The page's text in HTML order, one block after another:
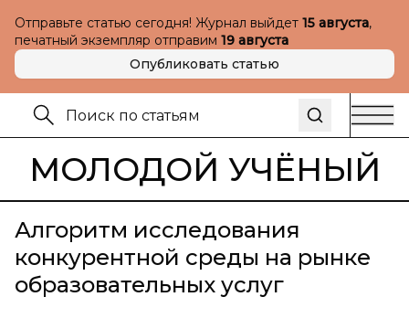
Отправьте статью сегодня! Журнал выйдет 15 августа,
печатный экземпляр отправим 19 августа
Опубликовать статью
МОЛОДОЙ УЧЁНЫЙ
Алгоритм исследования
конкурентной среды на рынке
образовательных услуг